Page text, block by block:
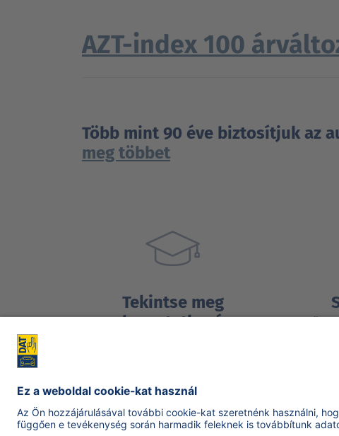
AZT-index 100
Több mint 90 éve biztosítjuk az
meg többet
Tekintse meg
bemutatkozó